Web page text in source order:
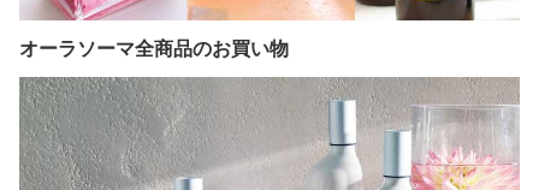
オーラソーマ全商品のお買い物